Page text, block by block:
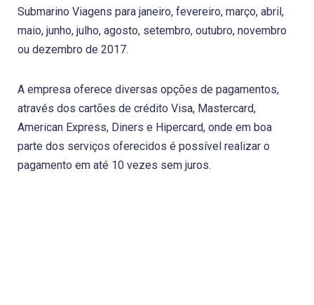
Submarino Viagens para janeiro, fevereiro, março, abril,
maio, junho, julho, agosto, setembro, outubro, novembro
ou dezembro de 2017.
A empresa oferece diversas opções de pagamentos,
através dos cartões de crédito Visa, Mastercard,
American Express, Diners e Hipercard, onde em boa
parte dos serviços oferecidos é possível realizar o
pagamento em até 10 vezes sem juros.